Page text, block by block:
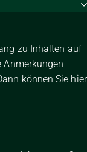
zu Inhalten auf
Anmerkungen
können Sie hier